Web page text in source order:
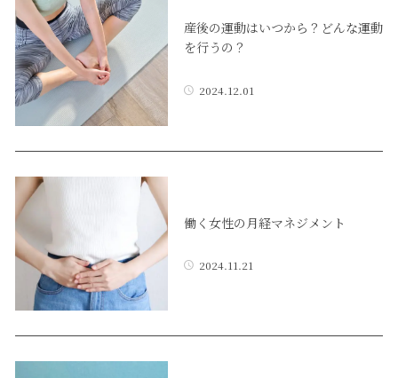
産後の運動はいつから？どんな運動
を行うの？
2024.12.01
働く女性の月経マネジメント
2024.11.21